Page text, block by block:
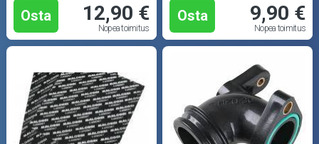
Osta 12,90 €
Nopea toimitus
Osta 9,90 €
Nopea toimitus